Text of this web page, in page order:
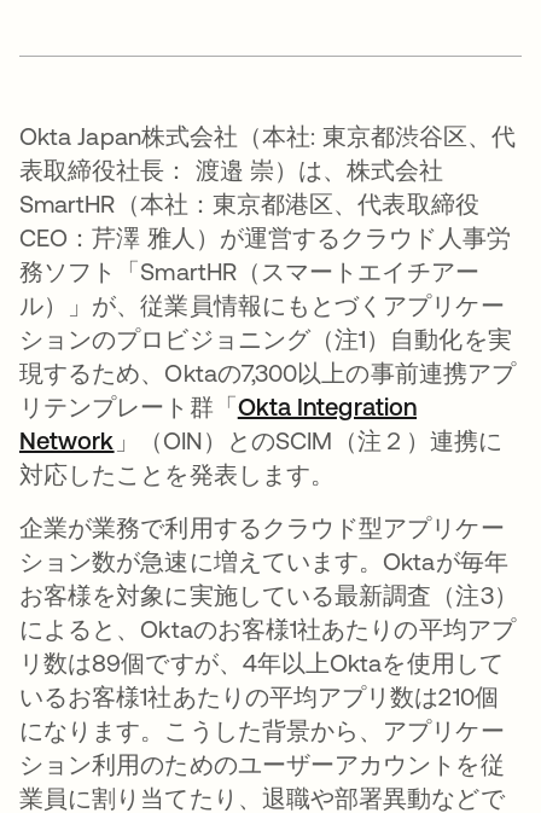
Okta Japan株式会社（本社: 東京都渋谷区、代
表取締役社長： 渡邉 崇）は、株式会社
SmartHR（本社：東京都港区、代表取締役
CEO：芹澤 雅人）が運営するクラウド人事労
務ソフト「SmartHR（スマートエイチアー
ル）」が、従業員情報にもとづくアプリケー
ションのプロビジョニング（注1）自動化を実
現するため、Oktaの7,300以上の事前連携アプ
リテンプレート群「Okta Integration
Network 」（OIN）とのSCIM（注２）連携に
対応したことを発表します。
企業が業務で利用するクラウド型アプリケー
ション数が急速に増えています。Oktaが毎年
お客様を対象に実施している最新調査（注3）
によると、Oktaのお客様1社あたりの平均アプ
リ数は89個ですが、4年以上Oktaを使用して
いるお客様1社あたりの平均アプリ数は210個
になります。こうした背景から、アプリケー
ション利用のためのユーザーアカウントを従
業員に割り当てたり、退職や部署異動などで